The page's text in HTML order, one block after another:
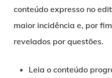
conteúdo expresso no
maior incidência e, por
revelados por questões.
Leia o conteúdo